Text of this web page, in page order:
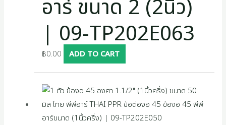
อาร์ ขนาด 2 (2นิ้ว)
| 09-TP202E063
฿0.00 ADD TO CART